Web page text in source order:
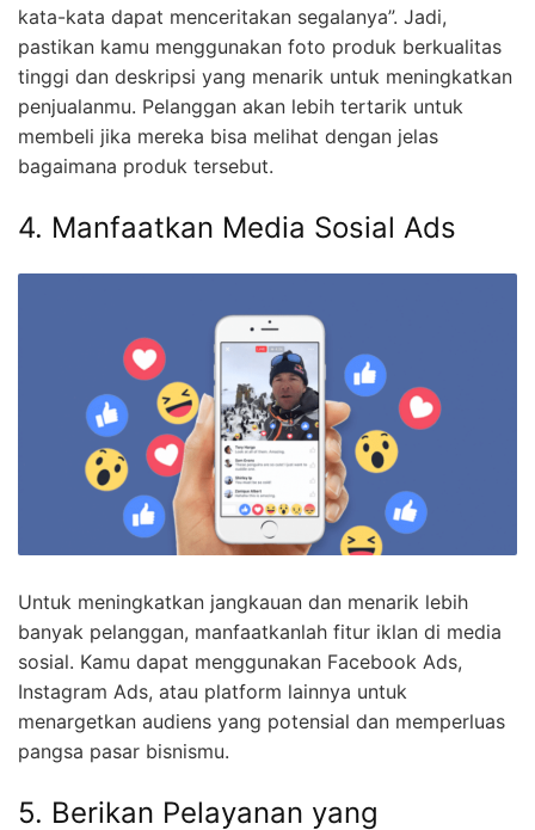
kata-kata dapat menceritakan segalanya”. Jadi,
pastikan kamu menggunakan foto produk berkualitas
tinggi dan deskripsi yang menarik untuk meningkatkan
penjualanmu. Pelanggan akan lebih tertarik untuk
membeli jika mereka bisa melihat dengan jelas
bagaimana produk tersebut.
4. Manfaatkan Media Sosial Ads
Untuk meningkatkan jangkauan dan menarik lebih
banyak pelanggan, manfaatkanlah fitur iklan di media
sosial. Kamu dapat menggunakan Facebook Ads,
Instagram Ads, atau platform lainnya untuk
menargetkan audiens yang potensial dan memperluas
pangsa pasar bisnismu.
5. Berikan Pelayanan yang